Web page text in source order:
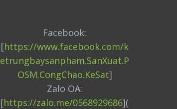
Facebook:
[https://www.facebook.com/k
etrungbaysanpham.SanXuat.P
OSM.CongChao.KeSat]
Zalo OA:
[https://zalo.me/0568929686](